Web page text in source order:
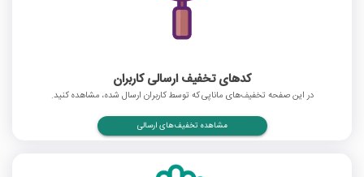
کدهای تخفیف ارسالی کاربران
در این صفحه تخفیف‌های ماناپی که توسط کاربران ارسال شده، مشاهده کنید.
مشاهده تخفیف‌های ارسالی